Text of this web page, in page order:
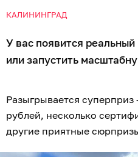
КАЛИНИНГРАД
У вас появится
или запустить
Разыгрывается
рублей, несколько
другие приятные